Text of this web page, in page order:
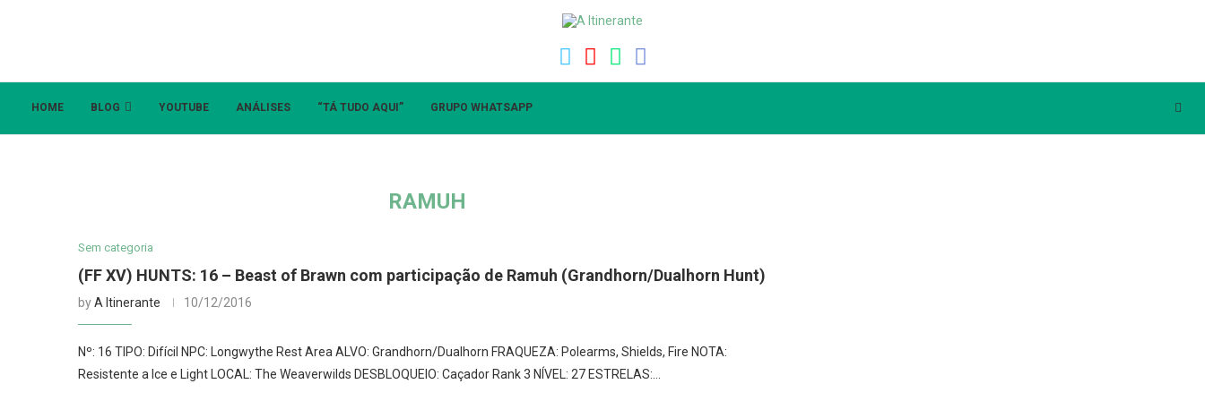
HOME BLOG YOUTUBE ANÁLISES “TÁ TUDO AQUI” GRUPO WHATSAPP
RAMUH
Sem categoria
(FF XV) HUNTS: 16 – Beast of Brawn com participação de Ramuh (Grandhorn/Dualhorn Hunt)
byA Itinerante 10/12/2016
Nº: 16 TIPO: Difícil NPC: Longwythe Rest Area ALVO: Grandhorn/Dualhorn FRAQUEZA: Polearms, Shields, Fire NOTA:
Resistente a Ice e Light LOCAL: The Weaverwilds DESBLOQUEIO: Caçador Rank 3 NÍVEL: 27 ESTRELAS:…